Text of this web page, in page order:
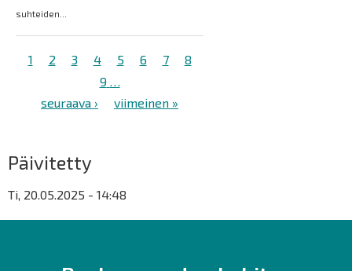
suhteiden...
Sivutus
Tämänhetkinen
1 Sivu
2 Sivu
3 Sivu
4 Sivu
5 Sivu
6 Sivu
7 Sivu
8
Sivu
9 …
Seuraava
seuraava ›
Viimeinen
viimeinen »
Päivitetty
Ti, 20.05.2025 - 14:48